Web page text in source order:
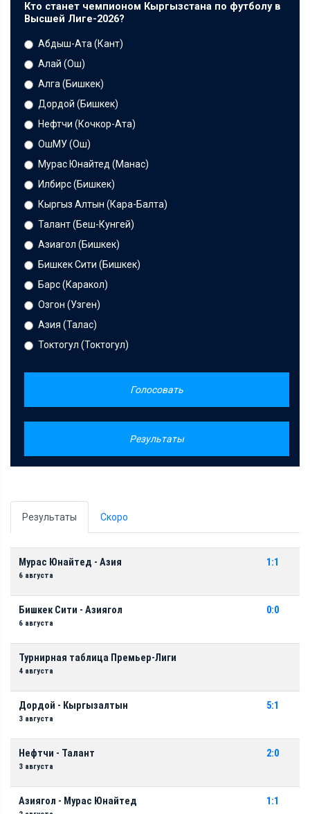
Кто станет чемпионом Кыргызстана по футболу в
Высшей Лиге-2026?
Абдыш-Ата (Кант)
Алай (Ош)
Алга (Бишкек)
Дордой (Бишкек)
Нефтчи (Кочкор-Ата)
ОшМУ (Ош)
Мурас Юнайтед (Манас)
Илбирс (Бишкек)
Кыргыз Алтын (Кара-Балта)
Талант (Беш-Кунгей)
Азиагол (Бишкек)
Бишкек Сити (Бишкек)
Барс (Каракол)
Озгон (Узген)
Азия (Талас)
Токтогул (Токтогул)
Голосовать
Результаты
Результаты Скоро
Мурас Юнайтед - Азия
6 августа
1:1
Бишкек Сити - Азиягол
6 августа
0:0
Турнирная таблица Премьер-Лиги
4 августа
Дордой - Кыргызалтын
3 августа
5:1
Нефтчи - Талант
3 августа
2:0
Азиягол - Мурас Юнайтед 1:1